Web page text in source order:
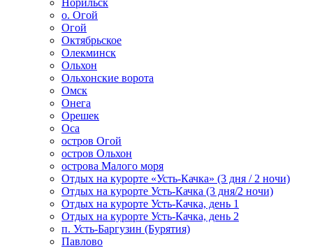
Норильск
о. Огой
Огой
Октябрьское
Олекминск
Ольхон
Ольхонские ворота
Омск
Онега
Орешек
Оса
остров Огой
остров Ольхон
острова Малого моря
Отдых на курорте «Усть-Качка» (3 дня / 2 ночи)
Отдых на курорте Усть-Качка (3 дня/2 ночи)
Отдых на курорте Усть-Качка, день 1
Отдых на курорте Усть-Качка, день 2
п. Усть-Баргузин (Бурятия)
Павлово